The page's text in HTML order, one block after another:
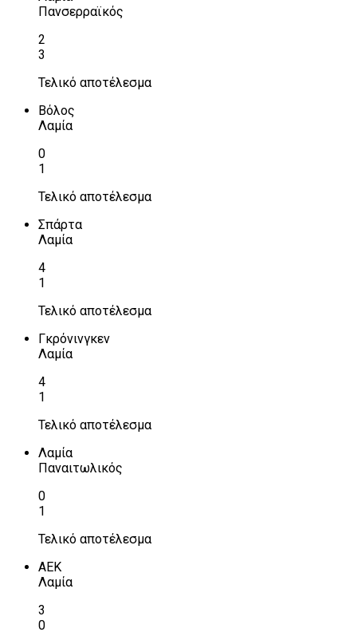
Πανσερραϊκός
2
3
Τελικό αποτέλεσμα
Βόλος
Λαμία
0
1
Τελικό αποτέλεσμα
Σπάρτα
Λαμία
4
1
Τελικό αποτέλεσμα
Γκρόνινγκεν
Λαμία
4
1
Τελικό αποτέλεσμα
Λαμία
Παναιτωλικός
0
1
Τελικό αποτέλεσμα
ΑΕΚ
Λαμία
3
0